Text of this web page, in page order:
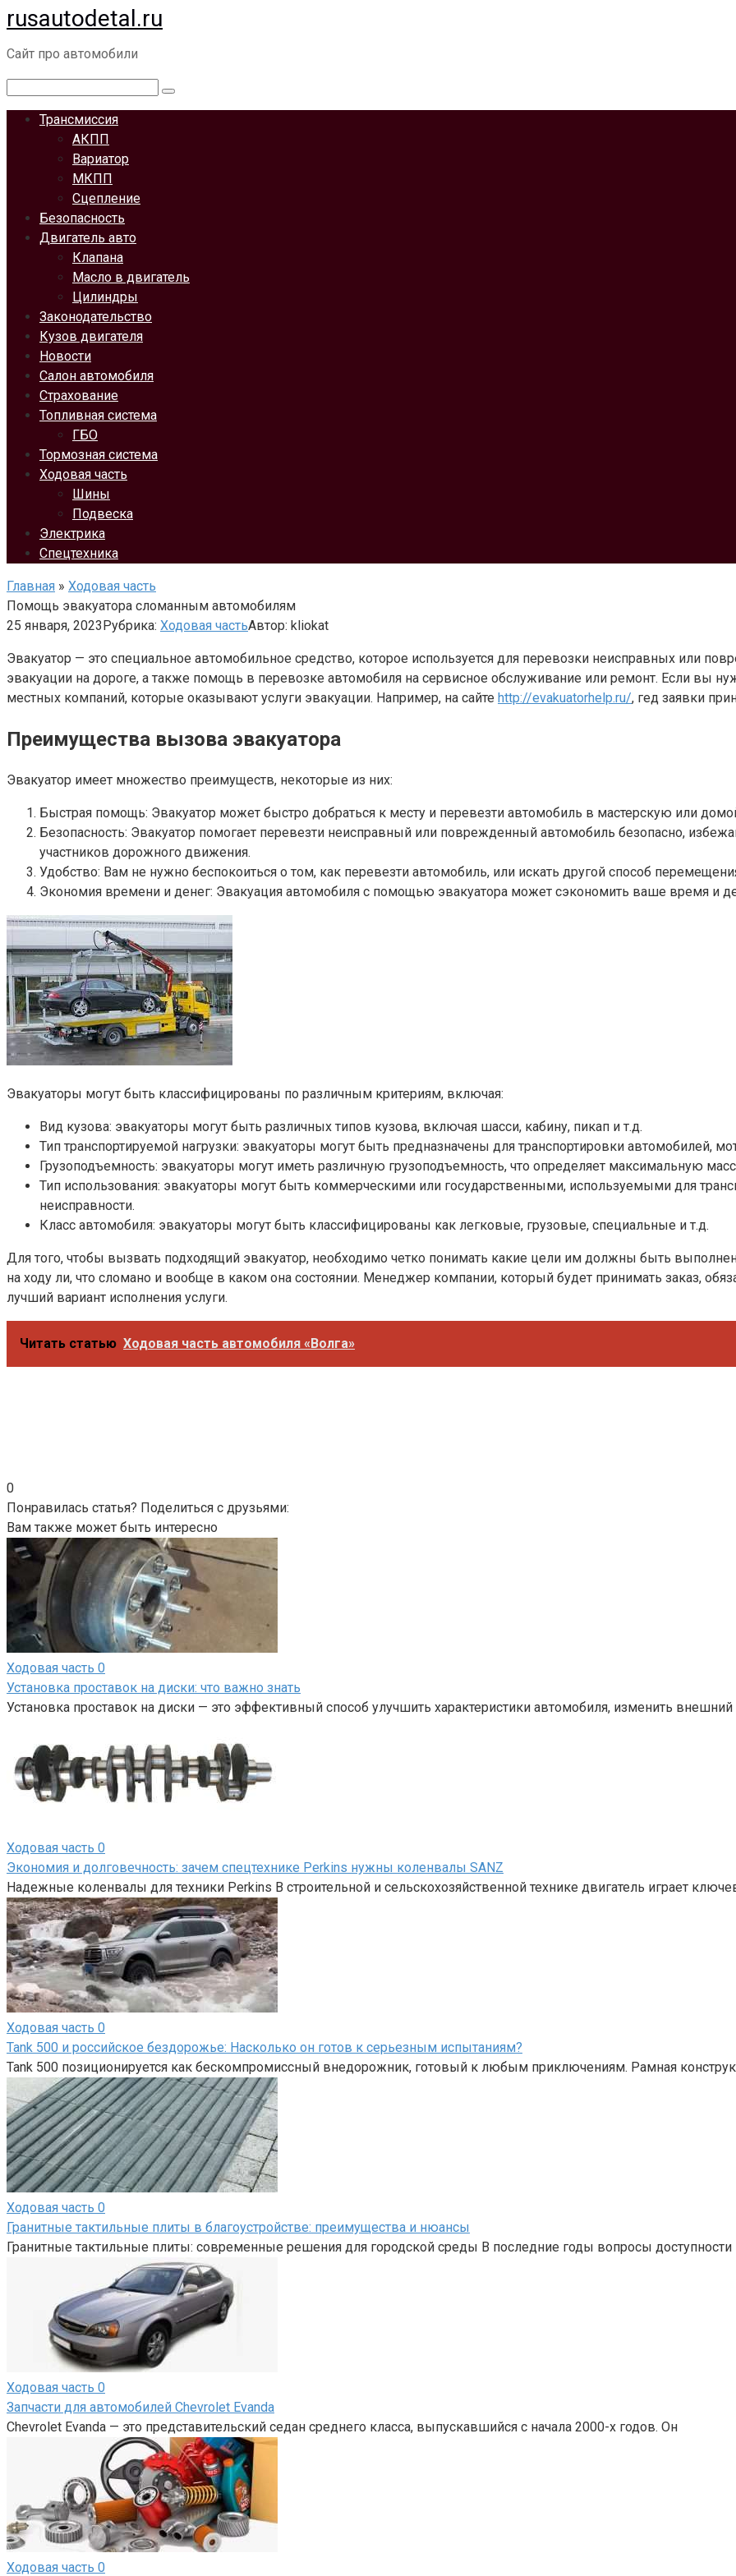
Перейти
к
контенту
rusautodetal.ru
Сайт про автомобили
Трансмиссия
АКПП
Вариатор
МКПП
Сцепление
Безопасность
Двигатель авто
Клапана
Масло в двигатель
Цилиндры
Законодательство
Кузов двигателя
Новости
Салон автомобиля
Страхование
Топливная система
ГБО
Тормозная система
Ходовая часть
Шины
Подвеска
Электрика
Спецтехника
Главная » Ходовая часть
Помощь эвакуатора сломанным автомобилям
25 января, 2023Рубрика: Ходовая частьАвтор: kliokat
Эвакуатор — это специальное автомобильное средство, которое используется для перевозки неисправных или
эвакуации на дороге, а также помощь в перевозке автомобиля на сервисное обслуживание или ремонт. Если вы
местных компаний, которые оказывают услуги эвакуации. Например, на сайте http://evakuatorhelp.ru/, гед заявки
Преимущества вызова эвакуатора
Эвакуатор имеет множество преимуществ, некоторые из них:
Быстрая помощь: Эвакуатор может быстро добраться к месту и перевезти автомобиль в мастерскую или
Безопасность: Эвакуатор помогает перевезти неисправный или поврежденный автомобиль безопасно,
участников дорожного движения.
Удобство: Вам не нужно беспокоиться о том, как перевезти автомобиль, или искать другой способ
Экономия времени и денег: Эвакуация автомобиля с помощью эвакуатора может сэкономить ваше время и
Эвакуаторы могут быть классифицированы по различным критериям, включая:
Вид кузова: эвакуаторы могут быть различных типов кузова, включая шасси, кабину, пикап и т.д.
Тип транспортируемой нагрузки: эвакуаторы могут быть предназначены для транспортировки автомобилей,
Грузоподъемность: эвакуаторы могут иметь различную грузоподъемность, что определяет максимальную
Тип использования: эвакуаторы могут быть коммерческими или государственными, используемыми для
неисправности.
Класс автомобиля: эвакуаторы могут быть классифицированы как легковые, грузовые, специальные и т.д.
Для того, чтобы вызвать подходящий эвакуатор, необходимо четко понимать какие цели им должны быть
на ходу ли, что сломано и вообще в каком она состоянии. Менеджер компании, который будет принимать заказ,
лучший вариант исполнения услуги.
Читать статью Ходовая часть автомобиля «Волга»
0
Понравилась статья? Поделиться с друзьями:
Вам также может быть интересно
Ходовая часть 0
Установка проставок на диски: что важно знать
Установка проставок на диски — это эффективный способ улучшить характеристики автомобиля, изменить
Ходовая часть 0
Экономия и долговечность: зачем спецтехнике Perkins нужны коленвалы SANZ
Надежные коленвалы для техники Perkins В строительной и сельскохозяйственной технике двигатель играет
Ходовая часть 0
Tank 500 и российское бездорожье: Насколько он готов к серьезным испытаниям?
Tank 500 позиционируется как бескомпромиссный внедорожник, готовый к любым приключениям. Рамная
Ходовая часть 0
Гранитные тактильные плиты в благоустройстве: преимущества и нюансы
Гранитные тактильные плиты: современные решения для городской среды В последние годы вопросы доступности
Ходовая часть 0
Запчасти для автомобилей Chevrolet Evanda
Chevrolet Evanda — это представительский седан среднего класса, выпускавшийся с начала 2000-х годов. Он
Ходовая часть 0